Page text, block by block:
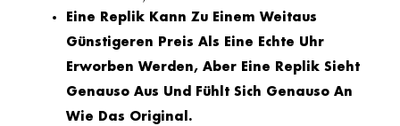
Eine Replik Kann Zu Einem Weitaus
Günstigeren Preis Als Eine Echte Uhr
Erworben Werden, Aber Eine Replik Sieht
Genauso Aus Und Fühlt Sich Genauso An
Wie Das Original.